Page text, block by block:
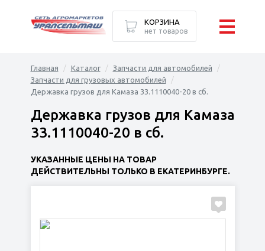
Главная Каталог
Запчасти для автомобилей
Запчасти для грузовых автомобилей
Державка грузов для Камаза 33.1110040-20 в сб.
Державка грузов для Камаза
33.1110040-20 в сб.
УКАЗАННЫЕ ЦЕНЫ НА ТОВАР
ДЕЙСТВИТЕЛЬНЫ ТОЛЬКО В ЕКАТЕРИНБУРГЕ.
КОРЗИНА
нет товаров